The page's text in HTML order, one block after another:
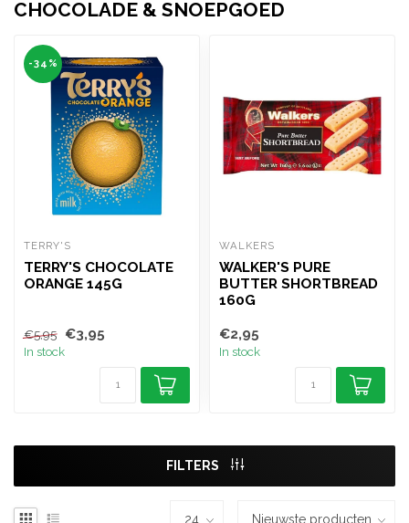
CHOCOLADE & SNOEPGOED
-34%
TERRY'S
TERRY'S CHOCOLATE
ORANGE 145G
€5,95 €3,95
In stock
WALKERS
WALKER'S PURE
BUTTER SHORTBREAD
160G
€2,95
In stock
FILTERS